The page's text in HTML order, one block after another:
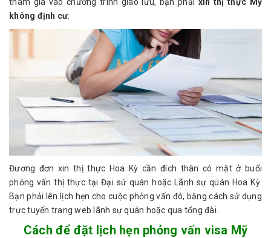
không định cư
Đương đơn xin thị thực Hoa Kỳ cần đích thân có mặt ở buổi
phỏng vấn thị thực tại Đại sứ quán hoặc Lãnh sự quán Hoa Kỳ.
Bạn phải lên lịch hẹn cho cuộc phỏng vấn đó, bằng cách sử dụng
trực tuyến trang web lãnh sự quán hoặc qua tổng đài.
Cách để đặt lịch hẹn phỏng vấn visa Mỹ